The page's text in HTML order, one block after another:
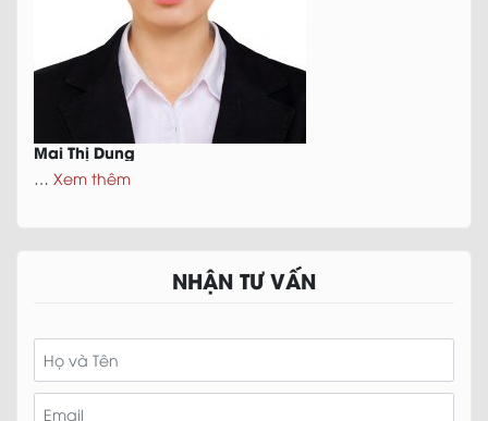
Mai Thị Dung
… Xem thêm
NHẬN TƯ VẤN